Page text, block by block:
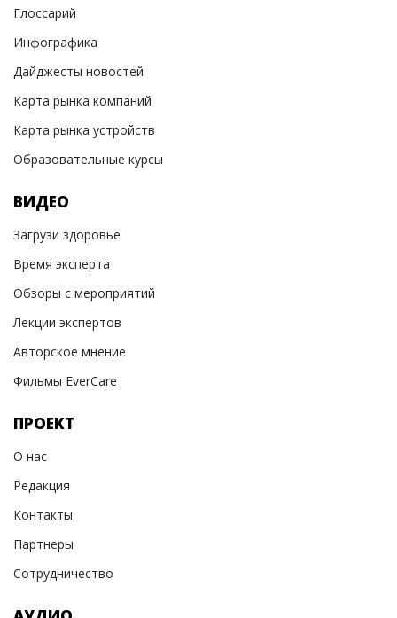
Глоссарий
Инфографика
Дайджесты новостей
Карта рынка компаний
Карта рынка устройств
Образовательные курсы
ВИДЕО
Загрузи здоровье
Время эксперта
Обзоры с мероприятий
Лекции экспертов
Авторское мнение
Фильмы EverCare
ПРОЕКТ
О нас
Редакция
Контакты
Партнеры
Сотрудничество